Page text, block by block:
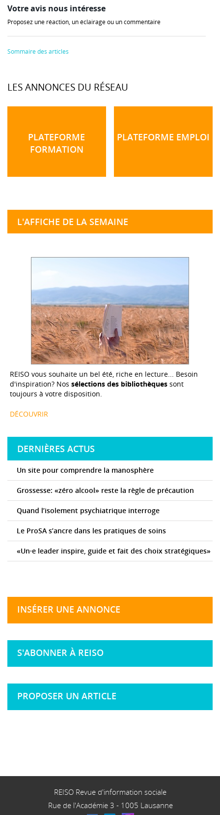
Votre avis nous intéresse
Proposez une réaction, un éclairage ou un commentaire
Sommaire des articles
LES ANNONCES DU RÉSEAU
PLATEFORME
FORMATION
PLATEFORME EMPLOI
L'AFFICHE DE LA SEMAINE
REISO vous souhaite un bel été, riche en lecture... Besoin
d'inspiration? Nos sélections des bibliothèques sont
toujours à votre disposition.
DÉCOUVRIR
DERNIÈRES ACTUS
Un site pour comprendre la manosphère
Grossesse: «zéro alcool» reste la règle de précaution
Quand l’isolement psychiatrique interroge
Le ProSA s’ancre dans les pratiques de soins
«Un·e leader inspire, guide et fait des choix stratégiques»
INSÉRER UNE ANNONCE
S'ABONNER À REISO
PROPOSER UN ARTICLE
REISO Revue d'information sociale
Rue de l'Académie 3 - 1005 Lausanne